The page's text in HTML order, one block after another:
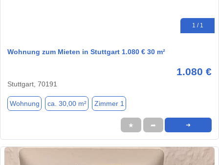
1 / 1
Wohnung zum Mieten in Stuttgart 1.080 € 30 m²
1.080 €
Stuttgart, 70191
Wohnung ca. 30,00 m² Zimmer 1
★ ➦ ➜